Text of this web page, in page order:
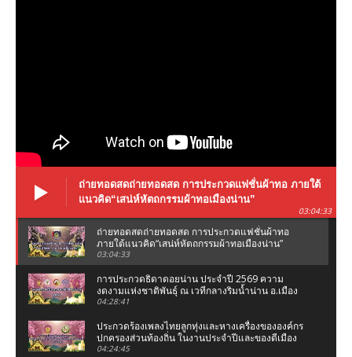
ถ่ายทอดสดถ่ายทอดสด การประกวดแฟชั่นผ้าทอ ภายใต้
แนวคิด“เสน่ห์หัตถกรรมผ้าทอเมืองน่าน”
03:04:33
ถ่ายทอดสดถ่ายทอดสด การประกวดแฟชั่นผ้าทอ
ภายใต้แนวคิด“เสน่ห์หัตถกรรมผ้าทอเมืองน่าน”
03:04:33
การประกวดธิดาดอยน่าน ประจำปี 2569 ความ
งดงามแห่งชาติพันธุ์ ณ เวทีกลางริมน้ำน่าน อ.เมือง
น่าน จ.น่าน
04:28:41
ประกวดร้องเพลงไทยลูกทุ่งและหางเครื่องขององค์กร
ปกครองส่วนท้องถิ่น ในงานประจำปีและของดีเมือง
น่าน 2569
04:24:45